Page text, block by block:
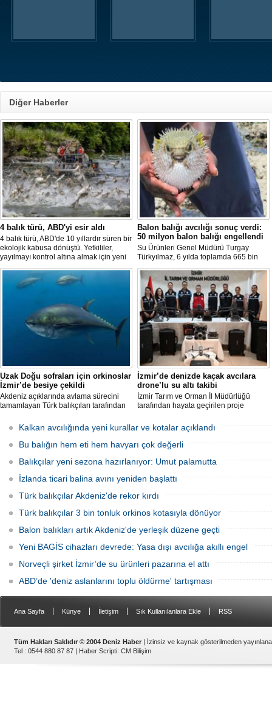
Diğer Haberler
4 balık türü, ABD'yi esir aldı
4 balık türü, ABD'de 10 yıllardır süren bir
ekolojik kabusa dönüştü. Yetkililer,
yayılmayı kontrol altına almak için yeni
projeler geliştirirken, uzmanlar
tamamen yok edilmenin imkansız
olduğunu belirtiyor.
Balon balığı avcılığı sonuç verdi:
50 milyon balon balığı engellendi
Su Ürünleri Genel Müdürü Turgay
Türkyılmaz, 6 yılda toplamda 665 bin
balon balığının ekosistemden
uzaklaştırıldığını belirterek, "Balon balığı
avcılığı sayesinde, yaklaşık 50 milyon
yeni balon balığının ekosisteme
katılması önlendi." dedi.
Uzak Doğu sofraları için orkinoslar
İzmir’de besiye çekildi
Akdeniz açıklarında avlama sürecini
tamamlayan Türk balıkçıları tarafından
orkinoslar, Uzak Doğu ülkelerine ihraç
edilmek için özenle bakılıyor.
İzmir’de denizde kaçak avcılara
drone’lu su altı takibi
İzmir Tarım ve Orman İl Müdürlüğü
tarafından hayata geçirilen proje
faaliyetleri anlık olarak tespit edebilen
hava ve su altı dronları sahada aktif
olarak kullanılmaya başlandı.
Kalkan avcılığında yeni kurallar ve kotalar açıklandı
Bu balığın hem eti hem havyarı çok değerli
Balıkçılar yeni sezona hazırlanıyor: Umut palamutta
İzlanda ticari balina avını yeniden başlattı
Türk balıkçılar Akdeniz'de rekor kırdı
Türk balıkçılar 3 bin tonluk orkinos kotasıyla dönüyor
Balon balıkları artık Akdeniz'de yerleşik düzene geçti
Yeni BAGİS cihazları devrede: Yasa dışı avcılığa akıllı engel
Norveçli şirket İzmir’de su ürünleri pazarına el attı
ABD’de 'deniz aslanlarını toplu öldürme' tartışması
Ana Sayfa Künye İletişim Sık Kullanılanlara Ekle RSS
Tüm Hakları Saklıdır © 2004 Deniz Haber | İzinsiz ve kaynak gösterilmeden
Tel : 0544 880 87 87 | Haber Scripti: CM Bilişim